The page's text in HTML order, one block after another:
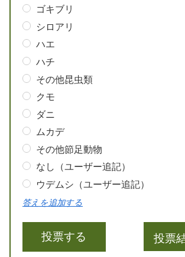
ゴキブリ
シロアリ
ハエ
ハチ
その他昆虫類
クモ
ダニ
ムカデ
その他節足動物
なし（ユーザー追記）
ウデムシ（ユーザー追記）
答えを追加する
投票